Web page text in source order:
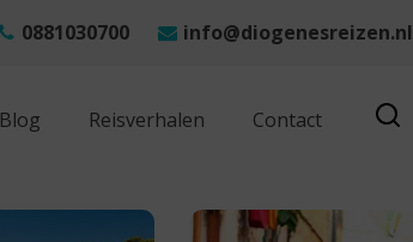
0881030700 info@diogenesreizen.nl
Blog Reisverhalen Contact